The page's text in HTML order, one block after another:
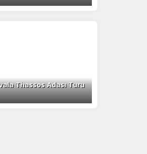
Thassos Adası Turu